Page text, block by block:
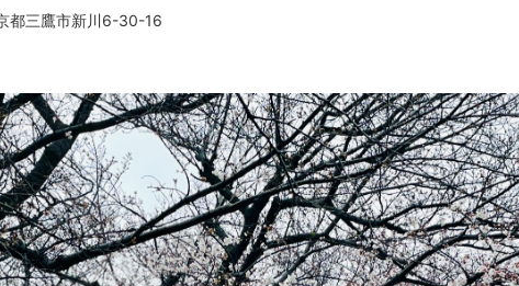
都三鷹市新川6-30-16